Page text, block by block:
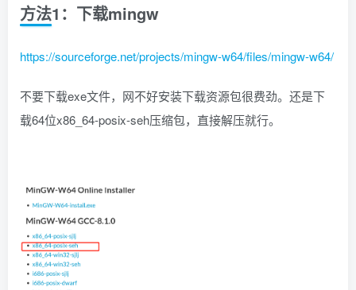
方法1：下载mingw
https://sourceforge.net/projects/mingw-w64/files/mingw-w64/
不要下载exe文件，网不好安装下载资源包很费劲。还是下
载64位x86_64-posix-seh压缩包，直接解压就行。